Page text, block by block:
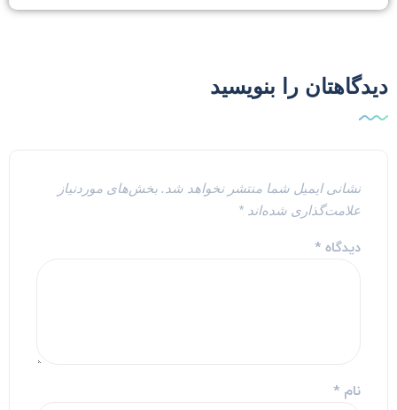
را بنویسید
نشانی ایمیل شما منتشر نخواهد شد. بخش‌های موردنیاز
علامت‌گذاری شده‌اند*
دیدگاه*
نام*